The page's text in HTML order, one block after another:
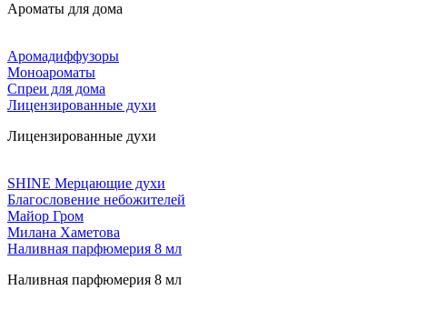
Ароматы для дома
Аромадиффузоры
Моноароматы
Спреи для дома
Лицензированные духи
Лицензированные духи
SHINE Мерцающие духи
Благословение небожителей
Майор Гром
Милана Хаметова
Наливная парфюмерия 8 мл
Наливная парфюмерия 8 мл